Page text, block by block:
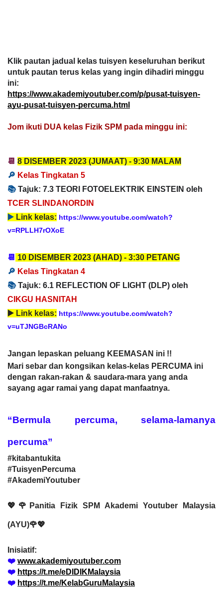
Klik pautan jadual kelas tuisyen keseluruhan berikut
untuk pautan terus kelas yang ingin dihadiri minggu
ini:
https://www.akademiyoutuber.com/p/pusat-tuisyen-
ayu-pusat-tuisyen-percuma.html
Jom ikuti DUA kelas Fizik SPM pada minggu ini:
📆 8 DISEMBER 2023 (JUMAAT) - 9:30 MALAM
🔎 Kelas Tingkatan 5
📚 Tajuk: 7.3 TEORI FOTOELEKTRIK EINSTEIN oleh
TCER SLINDANORDIN
▶️ Link kelas: https://www.youtube.com/watch?
v=RPLLH7rOXoE
📆 10 DISEMBER 2023 (AHAD) - 3:30 PETANG
🔎 Kelas Tingkatan 4
📚Tajuk: 6.1 REFLECTION OF LIGHT (DLP) oleh
CIKGU HASNITAH
▶️ Link kelas: https://www.youtube.com/watch?
v=uTJNGBcRANo
Jangan lepaskan peluang KEEMASAN ini !!
Mari sebar dan kongsikan kelas-kelas PERCUMA ini
dengan rakan-rakan & saudara-mara yang anda
sayang agar ramai yang dapat manfaatnya.
“Bermula percuma, selama-lamanya
percuma”
#kitabantukita
#TuisyenPercuma
#AkademiYoutuber
💖🌹Panitia Fizik SPM Akademi Youtuber Malaysia
(AYU)🌹💖
Inisiatif:
❤️ www.akademiyoutuber.com
❤️ https://t.me/eDIDIKMalaysia
❤️ https://t.me/KelabGuruMalaysia